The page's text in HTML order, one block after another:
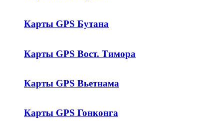
Карты GPS Бутана
Карты GPS Вост. Тимора
Карты GPS Вьетнама
Карты GPS Гонконга